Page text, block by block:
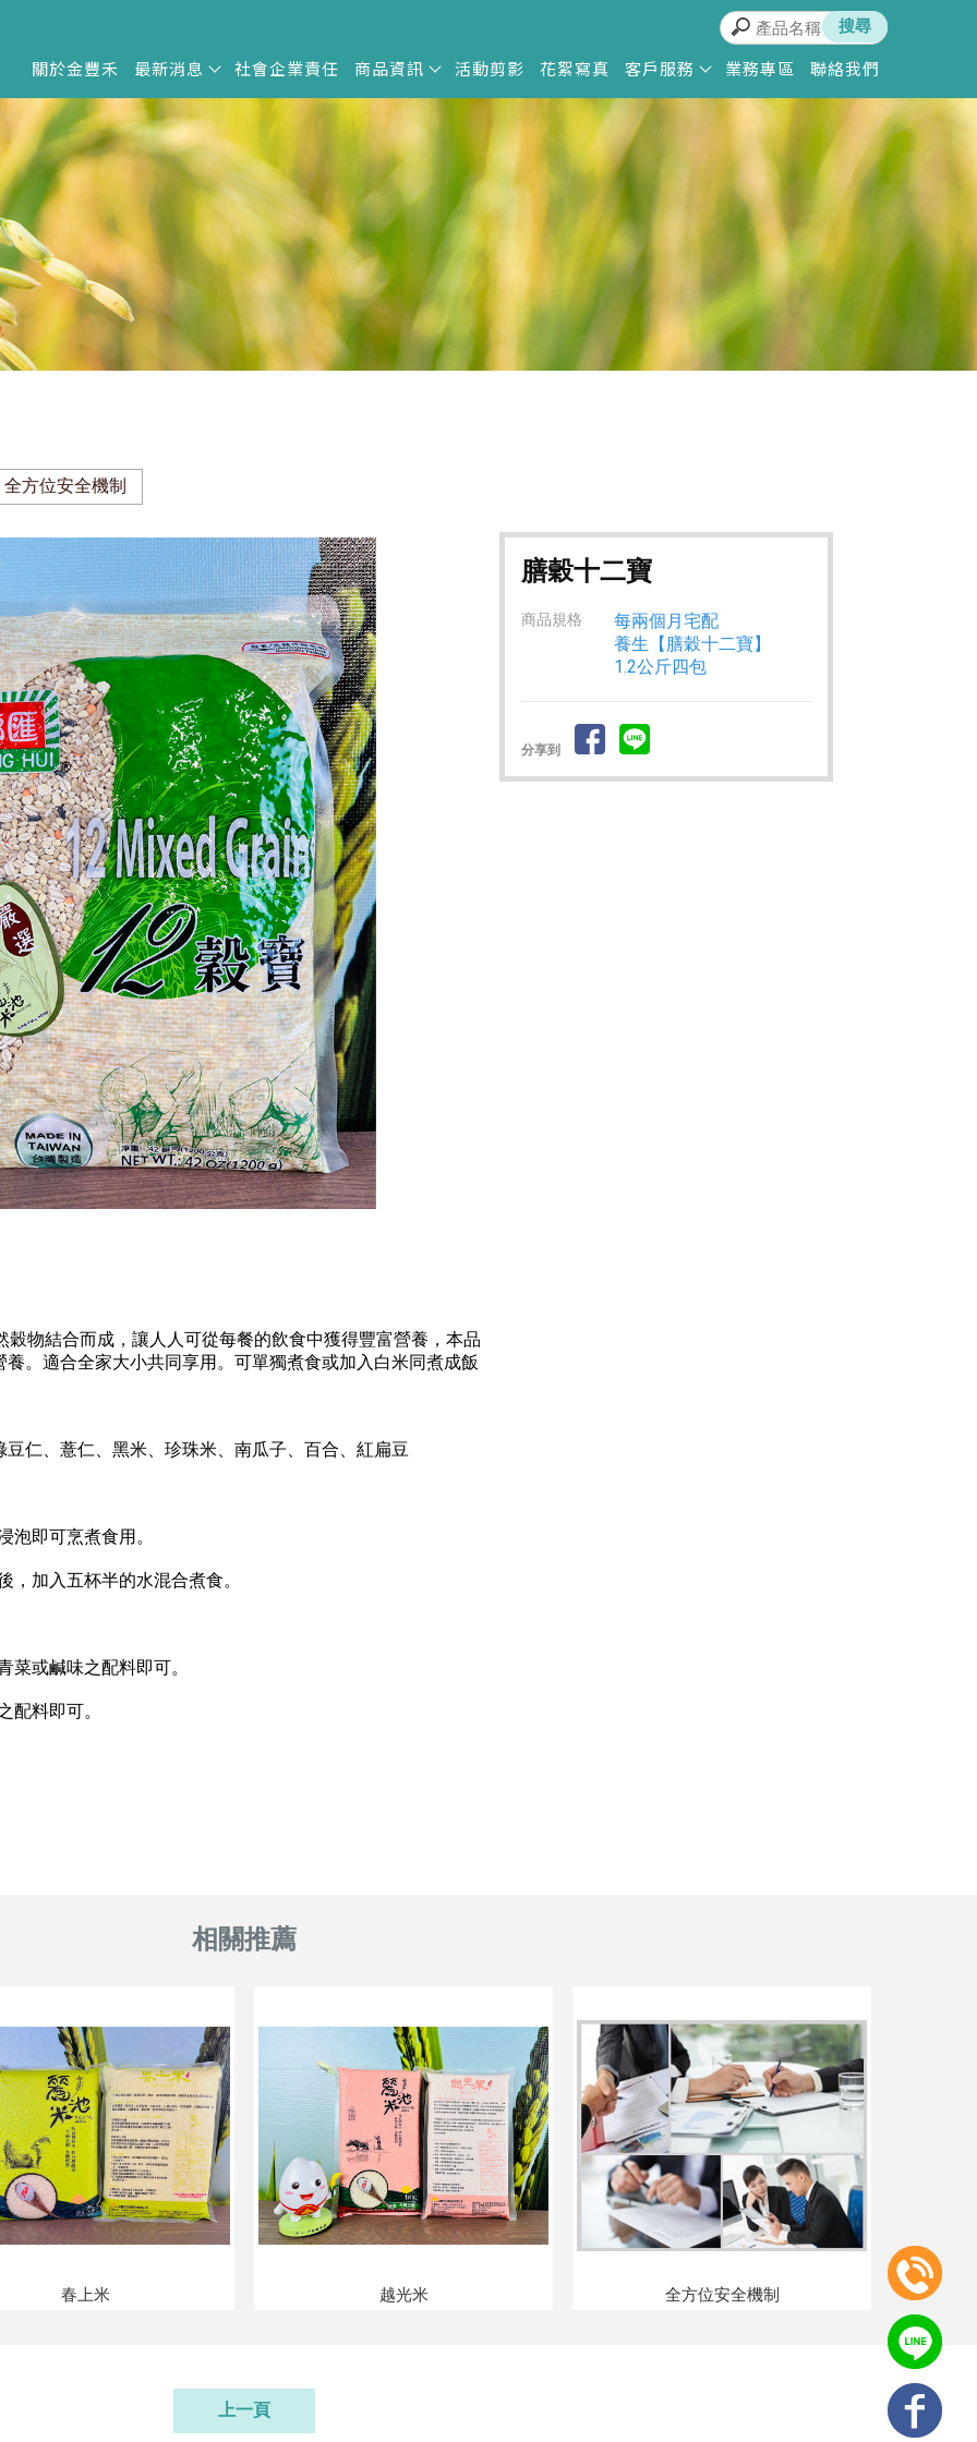
關於金豐禾 最新消息 社會企業責任 商品資訊 活動剪影 花絮寫真 客戶服務 業務專區 聯絡我們
全方位安全機制
物結合而成，讓人人可從每餐的飲食中獲得豐富營養，本品
。適合全家大小共同享用。可單獨煮食或加入白米同煮成飯
仁、薏仁、黑米、珍珠米、南瓜子、百合、紅扁豆
泡即可烹煮食用。
，加入五杯半的水混合煮食。
菜或鹹味之配料即可。
配料即可。
膳穀十二寶
商品規格
每兩個月宅配
養生【膳穀十二寶】
1.2公斤四包
分享到
春上米 越光米 全方位安全機制
上一頁